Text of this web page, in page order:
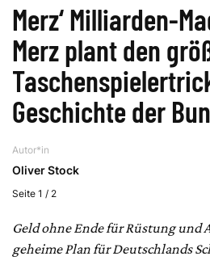
Merz‘ Milliarden-
Merz plant den
Geschichte der
Autor*in
Oliver Stock
Seite 1 / 2
Geld ohne Ende für Rüstung und
geheime Plan für Deutschlands